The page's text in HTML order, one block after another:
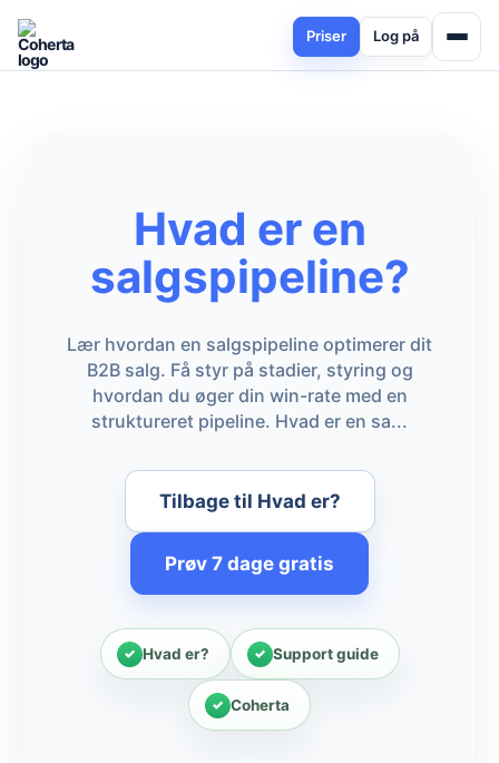
Priser Log på
Hvad er en
salgspipeline?
Lær hvordan en salgspipeline optimerer dit
B2B salg. Få styr på stadier, styring og
hvordan du øger din win-rate med en
struktureret pipeline. Hvad er en sa...
Tilbage til Hvad er?
Prøv 7 dage gratis
Hvad er? Support guide
Coherta